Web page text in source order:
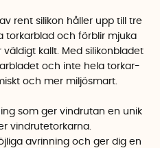
rent silikon håller upp till tre
torkarblad och förblir mjuka
kallt. Med silikonbladet
och inte hela torkar-
och mer miljösmart.
som ger vindrutan en unik
vindrutetorkarna.
avrinning och ger dig en